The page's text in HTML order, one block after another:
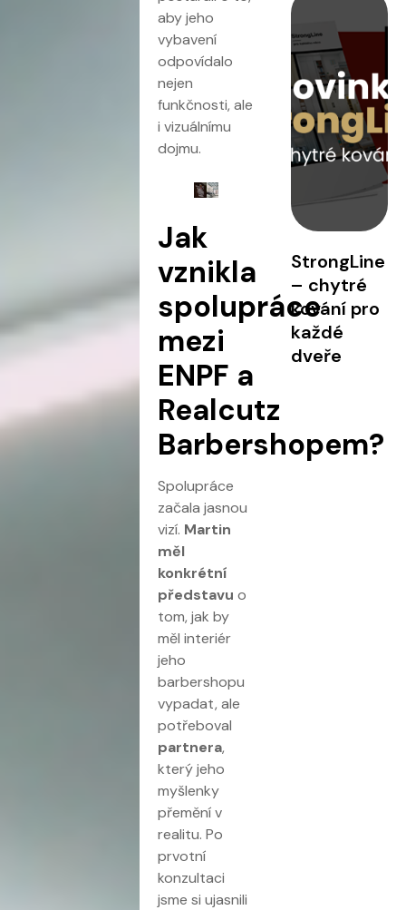
aby jeho
vybavení
odpovídalo
nejen
funkčnosti, ale
i vizuálnímu
dojmu.
Jak
vznikla
spolupráce
mezi
ENPF a
Realcutz
Barbershopem?
Spolupráce
začala jasnou
vizí. Martin
měl
konkrétní
představu o
tom, jak by
měl interiér
jeho
barbershopu
vypadat, ale
potřeboval
partnera,
který jeho
myšlenky
přemění v
realitu. Po
prvotní
konzultaci
jsme si ujasnili
StrongLine
– chytré
kování pro
každé
dveře